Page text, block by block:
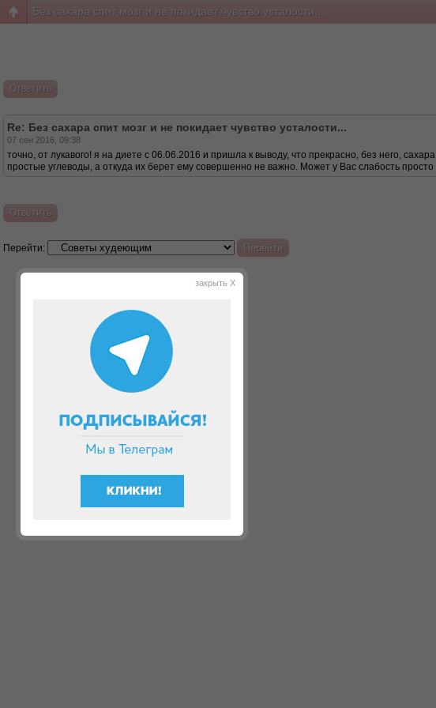
Без сахара спит мозг и не покидает чувство усталости...
Ответить
Re: Без сахара спит мозг и не покидает чувство усталости...
07 сен 2016, 09:38
точно, от лукавого! я на диете с 06.06.2016 и пришла к выводу, что прекрасно, без него,
простые углеводы, а откуда их берет ему совершенно не важно. Может у Вас слабость
Ответить
Перейти:
закрыть X